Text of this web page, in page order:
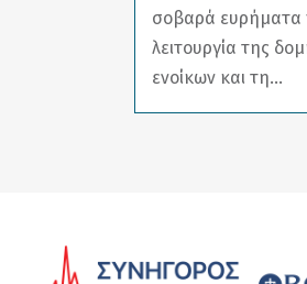
σοβαρά ευρήματα
λειτουργία της
ενοίκων και τη...